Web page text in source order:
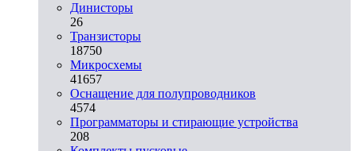
Динисторы
26
Транзисторы
18750
Микросхемы
41657
Оснащение для полупроводников
4574
Программаторы и стирающие устройства
208